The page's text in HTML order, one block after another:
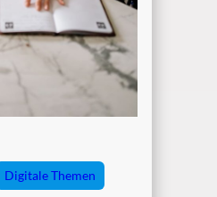
Digitale Themen